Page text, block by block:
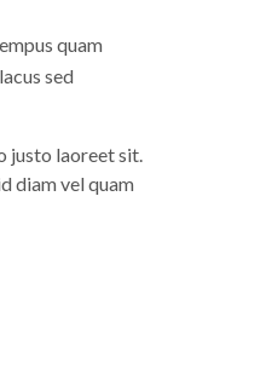
quam
sed
justo laoreet sit.
diam vel quam